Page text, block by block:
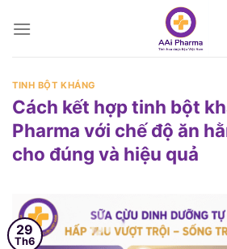
TINH BỘT KHÁNG
Cách kết hợp tinh bột
Pharma với chế độ ăn
cho đúng và hiệu quả
29
Th6